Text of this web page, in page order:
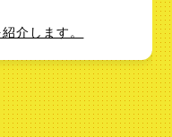
介します。